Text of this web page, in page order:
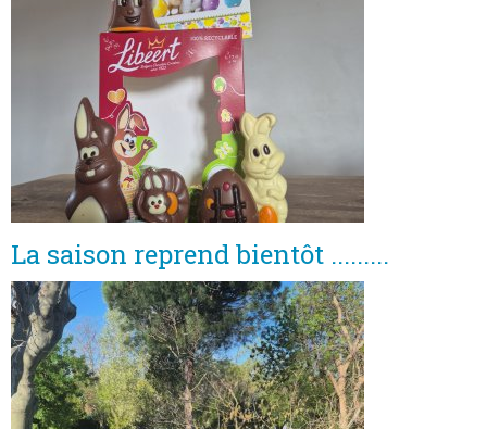
La saison reprend bientôt .........